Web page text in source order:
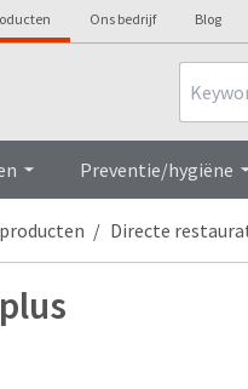
Ons bedrijf Blog
Preventie/hygiëne
Directe